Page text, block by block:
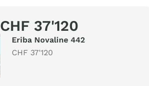
CHF 37'120
Eriba Novaline 442
CHF 37'120